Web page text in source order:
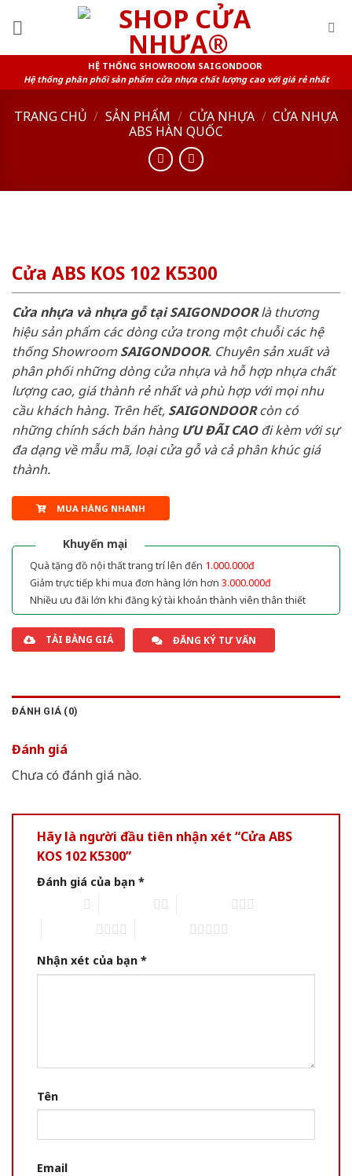
HỆ THỐNG SHOWROOM SAIGONDOOR
Hệ thống phân phối sản phẩm cửa nhựa chất lượng cao với giá rẻ nhất
TRANG CHỦ / SẢN PHẨM / CỬA NHỰA / CỬA NHỰA
ABS HÀN QUỐC
Cửa ABS KOS 102 K5300
Cửa nhựa và nhựa gỗ tại SAIGONDOORlà thương
hiệu sản phẩm các dòng cửa trong một chuỗi các hệ
thống ShowroomSAIGONDOOR. Chuyên sản xuất và
phân phối những dòng cửa nhựa và hỗ hợp nhựa chất
lượng cao, giá thành rẻ nhất và phù hợp với mọi nhu
cầu khách hàng. Trên hết, SAIGONDOORcòn có
những chính sách bán hàng ƯU ĐÃI CAOđi kèm với sự
đa dạng về mẫu mã, loại cửa gỗ và cả phân khúc giá
thành.
MUA HÀNG NHANH
Khuyến mại
Quà tặng đồ nội thất trang trí lên đến 1.000.000đ
Giảm trực tiếp khi mua đơn hàng lớn hơn 3.000.000đ
Nhiều ưu đãi lớn khi đăng ký tài khoản thành viên thân thiết
TẢI BẢNG GIÁ ĐĂNG KÝ TƯ VẤN
ĐÁNH GIÁ (0)
Đánh giá
Chưa có đánh giá nào.
Hãy là người đầu tiên nhận xét “Cửa ABS
KOS 102 K5300”
Đánh giá của bạn *
Nhận xét của bạn *
Tên
Email